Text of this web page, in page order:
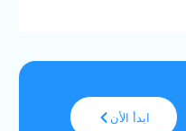
ابدأ الأن